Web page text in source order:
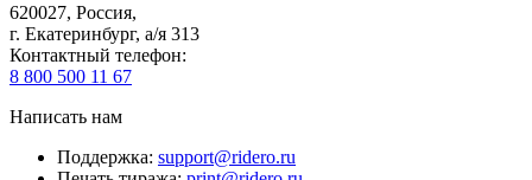
620027, Россия,
г. Екатеринбург, а/я 313
Контактный телефон:
8 800 500 11 67
Написать нам
Поддержка: support@ridero.ru